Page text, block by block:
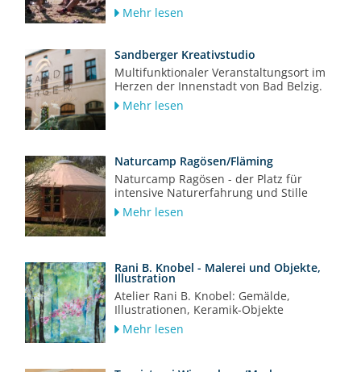
Mehr lesen
Sandberger Kreativstudio
Multifunktionaler Veranstaltungsort im
Herzen der Innenstadt von Bad Belzig.
Mehr lesen
Naturcamp Ragösen/Fläming
Naturcamp Ragösen - der Platz für
intensive Naturerfahrung und Stille
Mehr lesen
Rani B. Knobel - Malerei und Objekte,
Illustration
Atelier Rani B. Knobel: Gemälde,
Illustrationen, Keramik-Objekte
Mehr lesen